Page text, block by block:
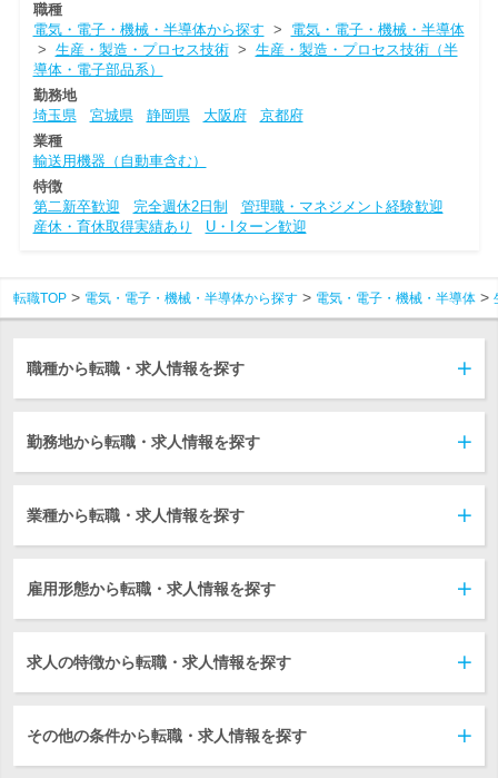
職種
電気・電子・機械・半導体から探す > 電気・電子・機械・半導体
> 生産・製造・プロセス技術> 生産・製造・プロセス技術（半
導体・電子部品系）
勤務地
埼玉県
宮城県 静岡県 大阪府
京都府
業種
輸送用機器（自動車含む）
特徴
第二新卒歓迎
完全週休2日制
管理職・マネジメント経験歓迎
産休・育休取得実績あり
U・Iターン歓迎
転職TOP 電気・電子・機械・半導体から探す 電気・電子・機械・半導体
職種から転職・求人情報を探す
勤務地から転職・求人情報を探す
業種から転職・求人情報を探す
雇用形態から転職・求人情報を探す
求人の特徴から転職・求人情報を探す
その他の条件から転職・求人情報を探す